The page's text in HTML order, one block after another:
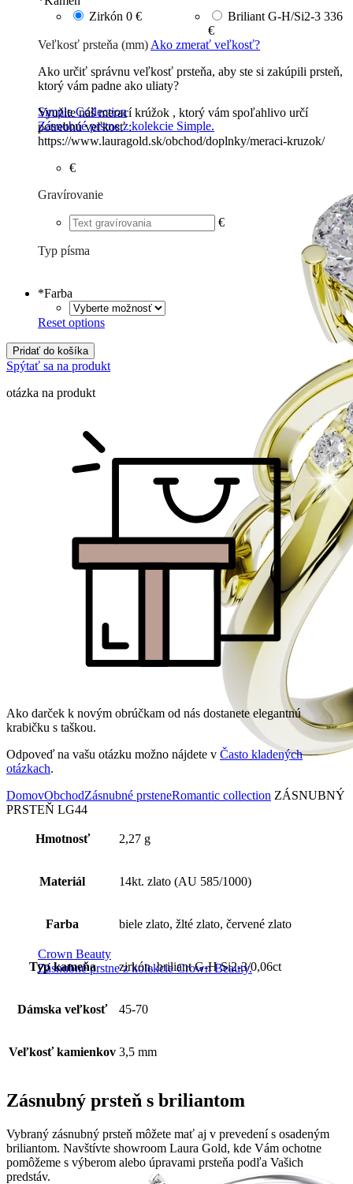
Simple Collection
Zásnubné prstne z kolekcie Simple.
Crown Beauty
Zásnubné prstne z kolekcie Crown Beauty.
Zirkón 0 € Briliant G-H/Si2-3 336
€
Veľkosť prsteňa (mm) Ako zmerať veľkosť?
Ako určiť správnu veľkosť prsteňa, aby ste si zakúpili prsteň,
ktorý vám padne ako uliaty?
Využite náš merací krúžok , ktorý vám spoľahlivo určí
potrebnú veľkosť :
https://www.lauragold.sk/obchod/doplnky/meraci-kruzok/
€
Gravírovanie
€
Typ písma
*Farba
Reset options
Pridať do košíka
Spýtať sa na produkt
otázka na produkt
Ako darček k novým obrúčkam od nás dostanete elegantnú
krabičku s taškou.
Odpoveď na vašu otázku možno nájdete v Často kladených
otázkach.
DomovObchodZásnubné prsteneRomantic collection ZÁSNUBNÝ
PRSTEŇ LG44
Hmotnosť 2,27 g
Materiál 14kt. zlato (AU 585/1000)
Farba biele zlato, žlté zlato, červené zlato
Typ kameňa zirkón, briliant G-H Si2-3/0,06ct
Dámska veľkosť 45-70
Veľkosť kamienkov 3,5 mm
Zásnubný prsteň s briliantom
Vybraný zásnubný prsteň môžete mať aj v prevedení s osadeným
briliantom. Navštívte showroom Laura Gold, kde Vám ochotne
pomôžeme s výberom alebo úpravami prsteňa podľa Vašich
predstáv.